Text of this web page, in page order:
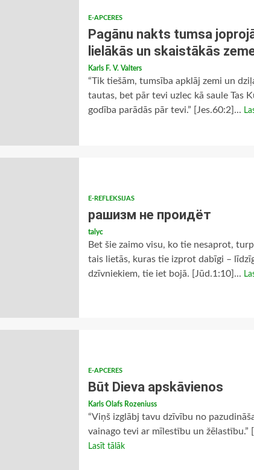
E-APCERES
Pagānu nakts tumsa
lielākās un skaistākās
Karls F. V. Valters
“Tik tiešām, tumsība apklāj zemi un
tautas, bet pār tevi uzlec kā saule Tas
godība parādās pār tevi.” [Jes.60:2]...
E-REFLEKSIJAS
рашизм не проидёт
talyc
Bet šie zaimo visu, ko tie nesaprot,
tais lietās, kuras tie izprot dabīgi –
dzīvniekiem, tie iet bojā. [Jūd.1:10]...
E-APCERES
Būt Dieva apskāvienos
Karls Olafs Rozeniuss
“Viņš izglābj tavu dzīvību no
vainago tevi ar mīlestību un žēlastību.”
Lasīt tālāk